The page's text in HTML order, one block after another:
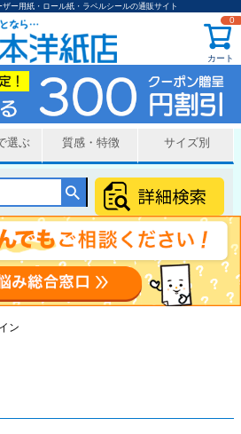
ー用紙・ロール紙・ラベルシールの通販サイト
カート
0
選ぶ 質感・特徴 サイズ別
ン